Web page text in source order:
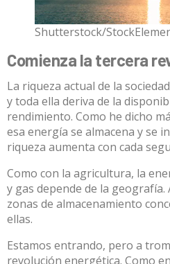
Shutterstock/
Comienza la tercera
La riqueza actual de la
y toda ella deriva de la
rendimiento. Como he dicho
esa energía se almacena y se
riqueza aumenta con cada
Como con la agricultura, la
y gas depende de la
zonas de almacenamiento
ellas.
Estamos entrando, pero a
revolución energética. Como